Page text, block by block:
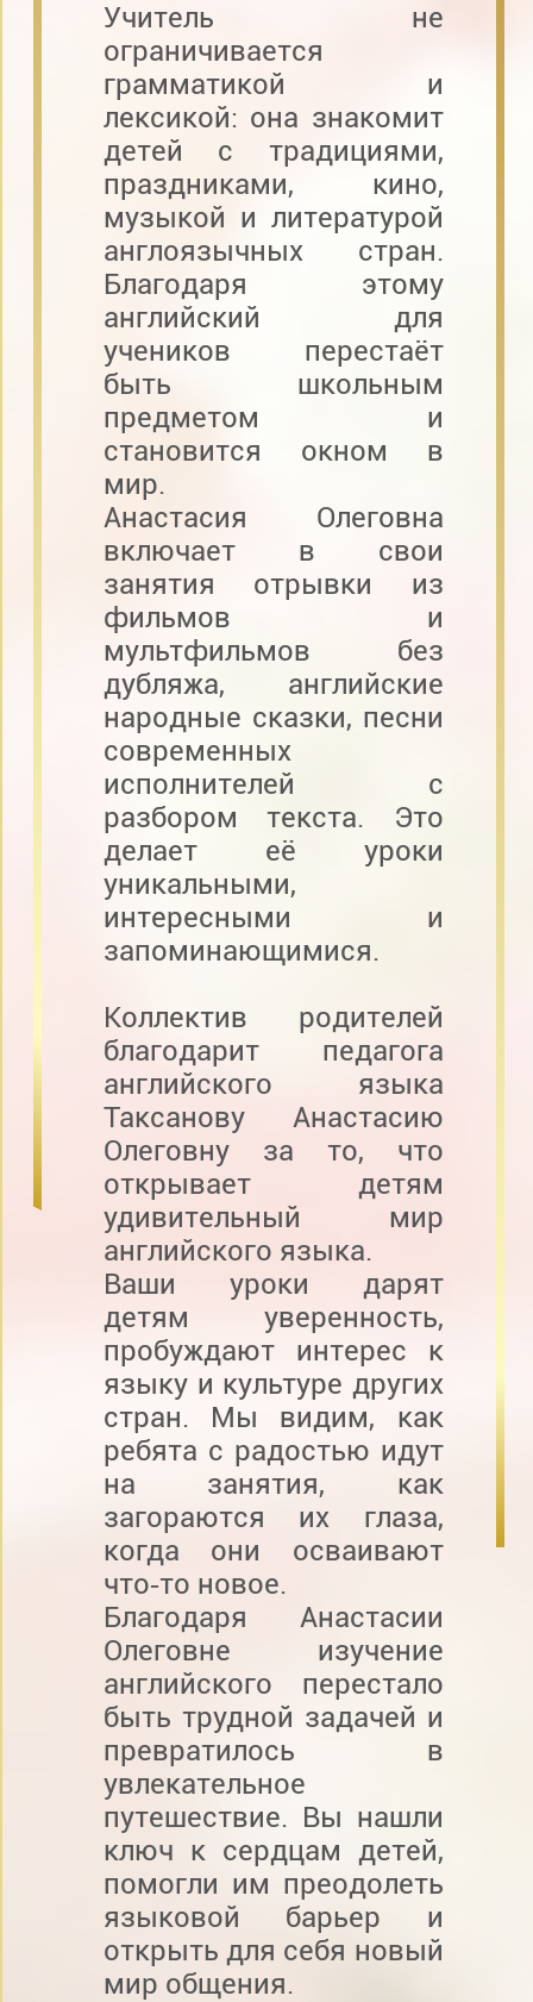
Учитель не
ограничивается
грамматикой и
лексикой: она знакомит
детей с традициями,
праздниками, кино,
музыкой и литературой
англоязычных стран.
Благодаря этому
английский для
учеников перестаёт
быть школьным
предметом и
становится окном в
мир.
Анастасия Олеговна
включает в свои
занятия отрывки из
фильмов и
мультфильмов без
дубляжа, английские
народные сказки, песни
современных
исполнителей с
разбором текста. Это
делает её уроки
уникальными,
интересными и
запоминающимися.
Коллектив родителей
благодарит педагога
английского языка
Таксанову Анастасию
Олеговну за то, что
открывает детям
удивительный мир
английского языка.
Ваши уроки дарят
детям уверенность,
пробуждают интерес к
языку и культуре других
стран. Мы видим, как
ребята с радостью идут
на занятия, как
загораются их глаза,
когда они осваивают
что‑то новое.
Благодаря Анастасии
Олеговне изучение
английского перестало
быть трудной задачей и
превратилось в
увлекательное
путешествие. Вы нашли
ключ к сердцам детей,
помогли им преодолеть
языковой барьер и
открыть для себя новый
мир общения.